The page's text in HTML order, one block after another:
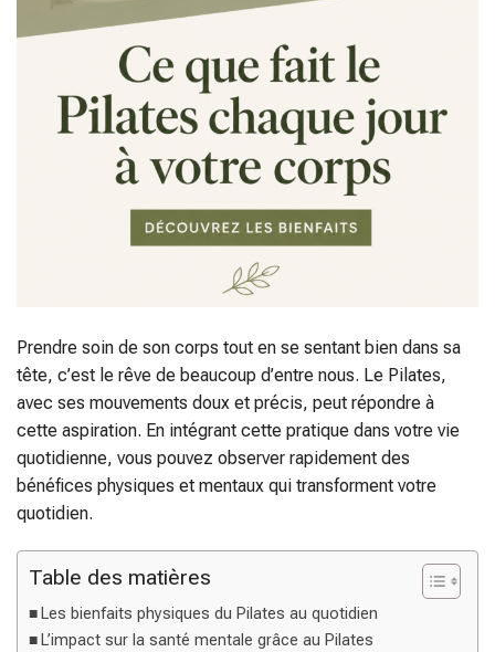
Prendre soin de son corps tout en se sentant bien dans sa
tête, c’est le rêve de beaucoup d’entre nous. Le Pilates,
avec ses mouvements doux et précis, peut répondre à
cette aspiration. En intégrant cette pratique dans votre vie
quotidienne, vous pouvez observer rapidement des
bénéfices physiques et mentaux qui transforment votre
quotidien.
Table des matières
Les bienfaits physiques du Pilates au quotidien
L’impact sur la santé mentale grâce au Pilates